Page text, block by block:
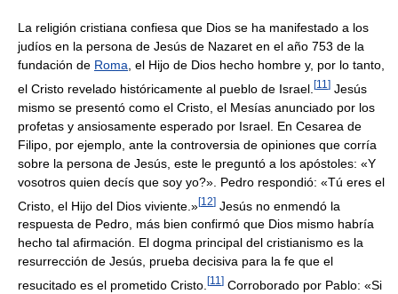
La religión cristiana confiesa que Dios se ha manifestado a los
judíos en la persona de Jesús de Nazaret en el año 753 de la
fundación de Roma , el Hijo de Dios hecho hombre y, por lo tanto,
el Cristo revelado históricamente al pueblo de Israel. [11 ] Jesús
mismo se presentó como el Cristo, el Mesías anunciado por los
profetas y ansiosamente esperado por Israel. En Cesarea de
Filipo, por ejemplo, ante la controversia de opiniones que corría
sobre la persona de Jesús, este le preguntó a los apóstoles: «Y
vosotros quien decís que soy yo?». Pedro respondió: «Tú eres el
Cristo, el Hijo del Dios viviente.»[12] Jesús no enmendó la
respuesta de Pedro, más bien confirmó que Dios mismo habría
hecho tal afirmación. El dogma principal del cristianismo es la
resurrección de Jesús, prueba decisiva para la fe que el
resucitado es el prometido Cristo. [11 ] Corroborado por Pablo: «Si